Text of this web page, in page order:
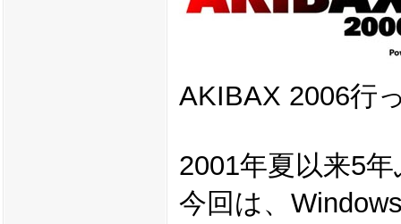
AKIBAX 2006行
2001年夏以来5
今回は、